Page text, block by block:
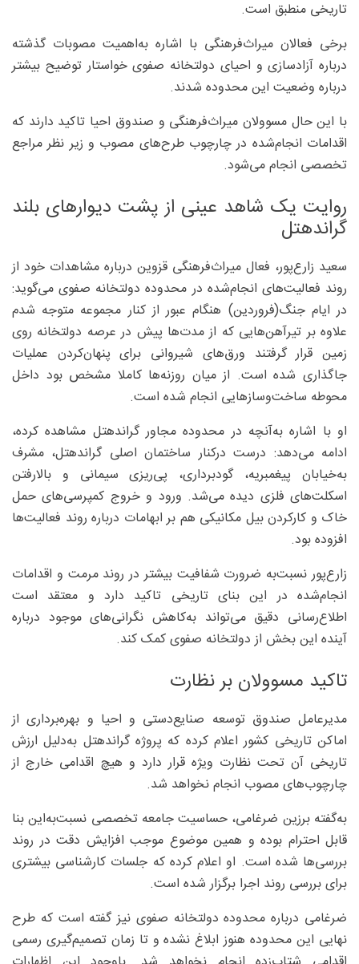
تاریخی منطبق است.
برخی فعالان میراث‌فرهنگی با اشاره به‌اهمیت مصوبات گذشته
درباره آزادسازی و احیای دولتخانه صفوی خواستار توضیح بیشتر
درباره وضعیت این محدوده شدند.
با این حال مسوولان میراث‌فرهنگی و صندوق احیا تاکید دارند که
اقدامات انجام‌شده در چارچوب طرح‌های مصوب و زیر نظر مراجع
تخصصی انجام می‌شود.
روایت یک شاهد عینی از پشت دیوارهای بلند
گراندهتل
سعید زارع‌پور، فعال میراث‌فرهنگی قزوین درباره مشاهدات خود از
روند فعالیت‌های انجام‌شده در محدوده دولتخانه صفوی می‌گوید:
در ایام جنگ(فروردین) هنگام عبور از کنار مجموعه متوجه شدم
علاوه بر تیرآهن‌هایی که از مدت‌ها پیش در عرصه دولتخانه روی
زمین قرار گرفتند ورق‌های شیروانی برای پنهان‌کردن عملیات
جاگذاری شده است. از میان روزنه‌ها کاملا مشخص بود داخل
محوطه ساخت‌وسازهایی انجام شده است.
او با اشاره به‌آنچه در محدوده مجاور گراندهتل مشاهده کرده،
ادامه می‌دهد: درست درکنار ساختمان اصلی گراندهتل، مشرف
به‌خیابان پیغمبریه، گودبرداری، پی‌ریزی سیمانی و بالارفتن
اسکلت‌های فلزی دیده می‌شد. ورود و خروج کمپرسی‌های حمل
خاک و کارکردن بیل مکانیکی هم بر ابهامات درباره روند فعالیت‌ها
افزوده بود.
زارع‌پور نسبت‌به ‌ضرورت شفافیت بیشتر در روند مرمت و اقدامات
انجام‌شده در این بنای تاریخی تاکید دارد و معتقد است
اطلاع‌رسانی دقیق می‌تواند به‌کاهش نگرانی‌های موجود درباره
آینده این بخش از دولتخانه صفوی کمک کند.
تاکید مسوولان بر نظارت
مدیرعامل صندوق توسعه صنایع‌دستی و احیا و بهره‌برداری از
اماکن تاریخی کشور اعلام کرده که پروژه گراندهتل به‌دلیل ارزش
تاریخی آن تحت نظارت ویژه قرار دارد و هیچ اقدامی خارج از
چارچوب‌های مصوب انجام نخواهد شد.
به‌گفته برزین ضرغامی، حساسیت جامعه تخصصی نسبت‌به‌این بنا
قابل احترام بوده و همین موضوع موجب افزایش دقت در روند
بررسی‌ها شده است. او اعلام کرده که جلسات کارشناسی بیشتری
برای بررسی روند اجرا برگزار شده است.
ضرغامی درباره محدوده دولتخانه صفوی نیز گفته است که طرح
نهایی این محدوده هنوز ابلاغ نشده و تا زمان تصمیم‌گیری رسمی